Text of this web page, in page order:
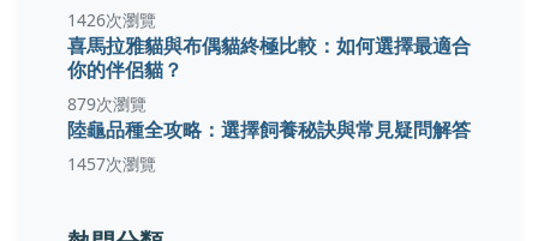
1426次瀏覽
喜馬拉雅貓與布偶貓終極比較：如何選擇最適合
你的伴侶貓？
879次瀏覽
陸龜品種全攻略：選擇飼養秘訣與常見疑問解答
1457次瀏覽